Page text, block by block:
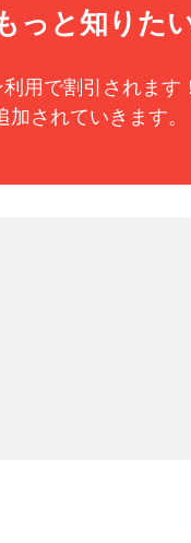
っと知りた
用で割引されます！
されていきます。